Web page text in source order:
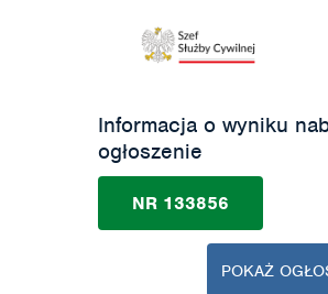
Informacja o wyniku
ogłoszenie
NR 133856
POKAŻ